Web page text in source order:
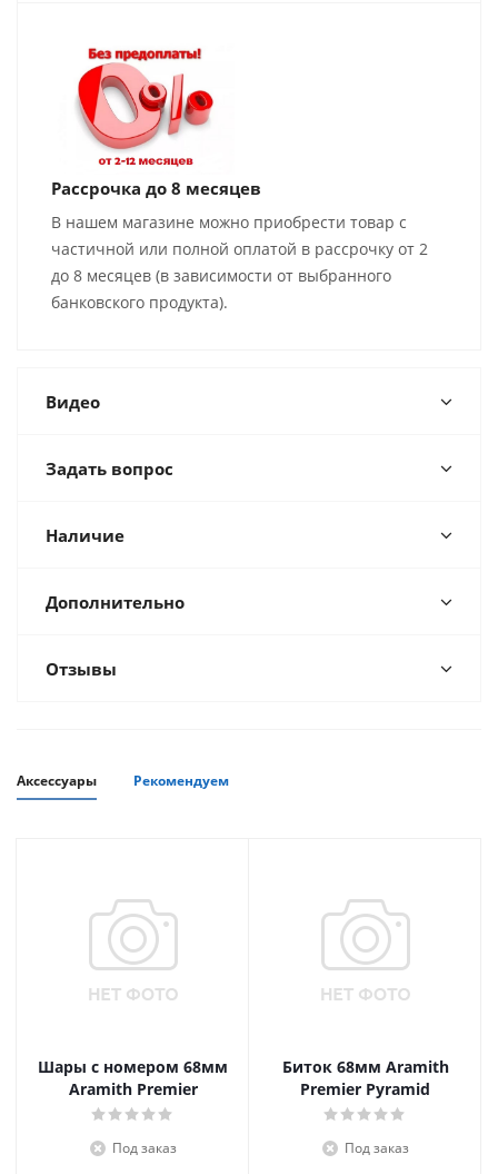
Рассрочка до 8 месяцев
В нашем магазине можно приобрести товар с
частичной или полной оплатой в рассрочку от 2
до 8 месяцев (в зависимости от выбранного
банковского продукта).
Видео
Задать вопрос
Наличие
Дополнительно
Отзывы
Аксессуары Рекомендуем
Шары с номером 68мм
Aramith Premier
Под заказ
Биток 68мм Aramith
Premier Pyramid
Под заказ